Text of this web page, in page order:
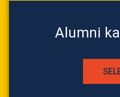
Alumni